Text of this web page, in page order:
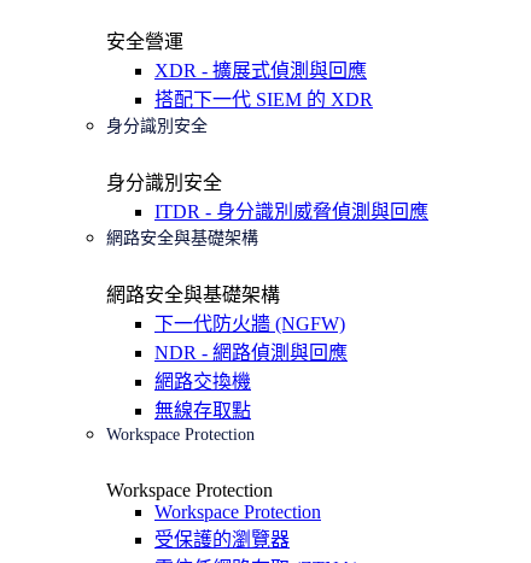
安全營運
XDR - 擴展式偵測與回應
搭配下一代 SIEM 的 XDR
身分識別安全
身分識別安全
ITDR - 身分識別威脅偵測與回應
網路安全與基礎架構
網路安全與基礎架構
下一代防火牆 (NGFW)
NDR - 網路偵測與回應
網路交換機
無線存取點
Workspace Protection
Workspace Protection
Workspace Protection
受保護的瀏覽器